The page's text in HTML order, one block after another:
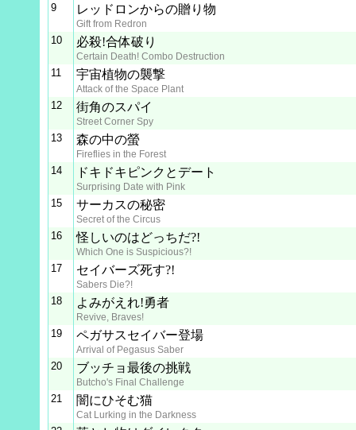
9 レッドロンからの贈り物
Gift from Redron
10 必殺!合体破り
Certain Death! Combo Destruction
11 宇宙植物の襲撃
Attack of the Space Plant
12 街角のスパイ
Street Corner Spy
13 森の中の螢
Fireflies in the Forest
14 ドキドキピンクとデート
Surprising Date with Pink
15 サーカスの秘密
Secret of the Circus
16 怪しいのはどっちだ?!
Which One is Suspicious?!
17 セイバーズ死す?!
Sabers Die?!
18 よみがえれ!勇者
Revive, Braves!
19 ペガサスセイバー登場
Arrival of Pegasus Saber
20 ブッチョ最後の挑戦
Butcho's Final Challenge
21 闇にひそむ猫
Cat Lurking in the Darkness